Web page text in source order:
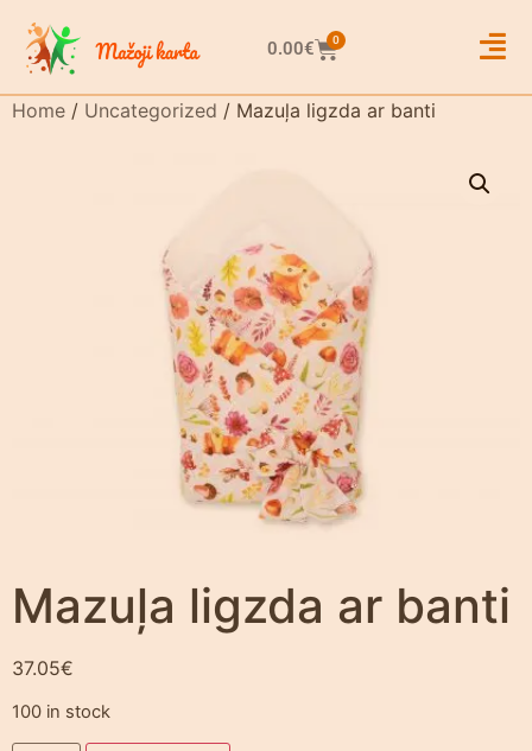
0.00€ 0
Home / Uncategorized / Mazuļa ligzda ar banti
Mazuļa ligzda ar banti
37.05€
100 in stock